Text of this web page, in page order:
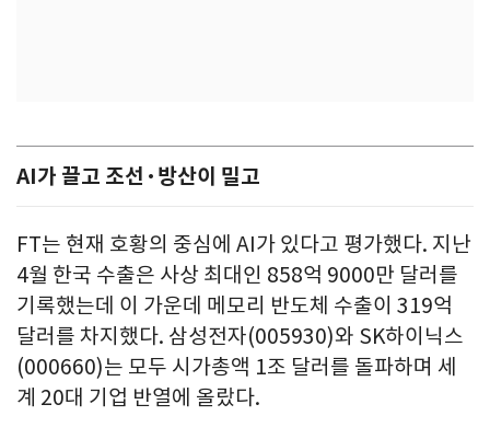
AI가 끌고 조선·방산이 밀고
FT는 현재 호황의 중심에 AI가 있다고 평가했다. 지난
4월 한국 수출은 사상 최대인 858억 9000만 달러를
기록했는데 이 가운데 메모리 반도체 수출이 319억
달러를 차지했다. 삼성전자(005930)와 SK하이닉스
(000660)는 모두 시가총액 1조 달러를 돌파하며 세
계 20대 기업 반열에 올랐다.